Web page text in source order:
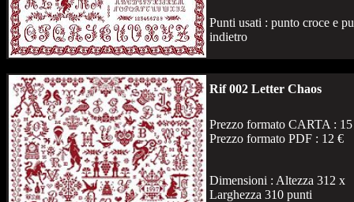
Punti usati : punto croce e
indietro
Rif 002 Letter Chaos
Prezzo formato CARTA :
Prezzo formato PDF : 12 €
Dimensioni : Altezza 312 x
Larghezza 310 punti